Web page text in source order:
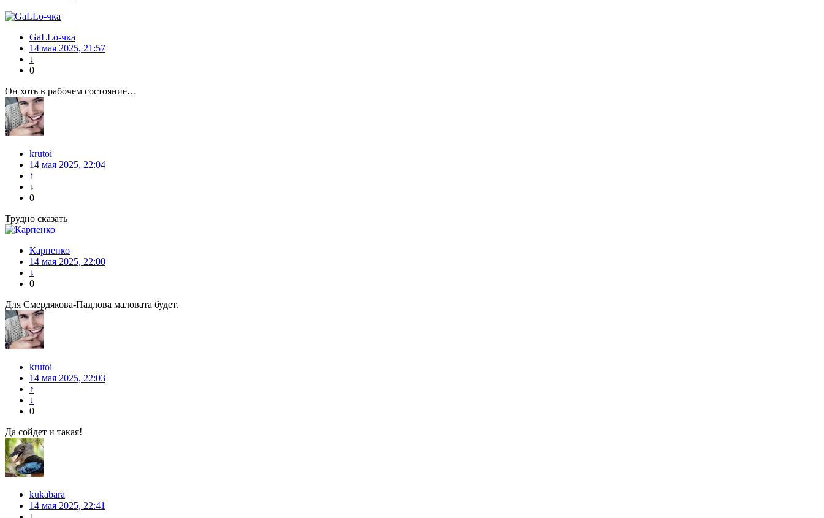
GaLLo-чка
14 мая 2025, 21:57
↓
0
Он хоть в рабочем состояние…
krutoi
14 мая 2025, 22:04
↑
↓
0
Трудно сказать
Карпенко
14 мая 2025, 22:00
↓
0
Для Смердякова-Падлова маловата будет.
krutoi
14 мая 2025, 22:03
↑
↓
0
Да сойдет и такая!
kukabara
14 мая 2025, 22:41